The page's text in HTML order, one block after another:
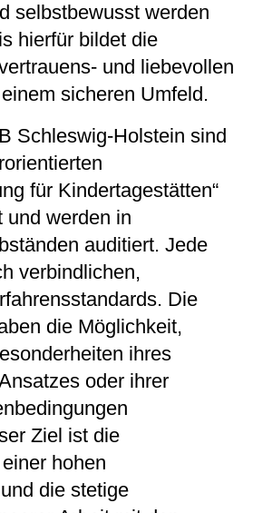
selbstbewusst werden
hierfür bildet die
und liebevollen
sicheren Umfeld.
Schleswig-Holstein sind
für Kindertagestätten“
und werden in
auditiert. Jede
verbindlichen,
Die
die Möglichkeit,
ihres
oder ihrer
Ziel ist die
hohen
die stetige